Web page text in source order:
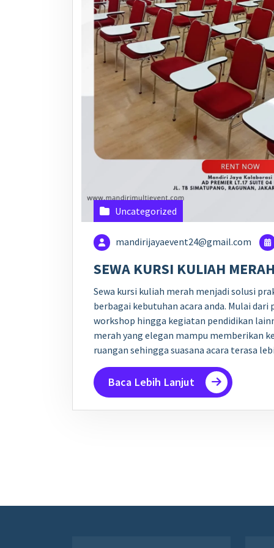
Uncategorized
mandirijayaevent24@gmail.com
SEWA KURSI KULIAH
Sewa kursi kuliah merah menjadi solusi
berbagai kebutuhan acara anda. Mulai
workshop hingga kegiatan pendidikan
merah yang elegan mampu memberikan
ruangan sehingga suasana acara terasa
Baca Lebih Lanjut